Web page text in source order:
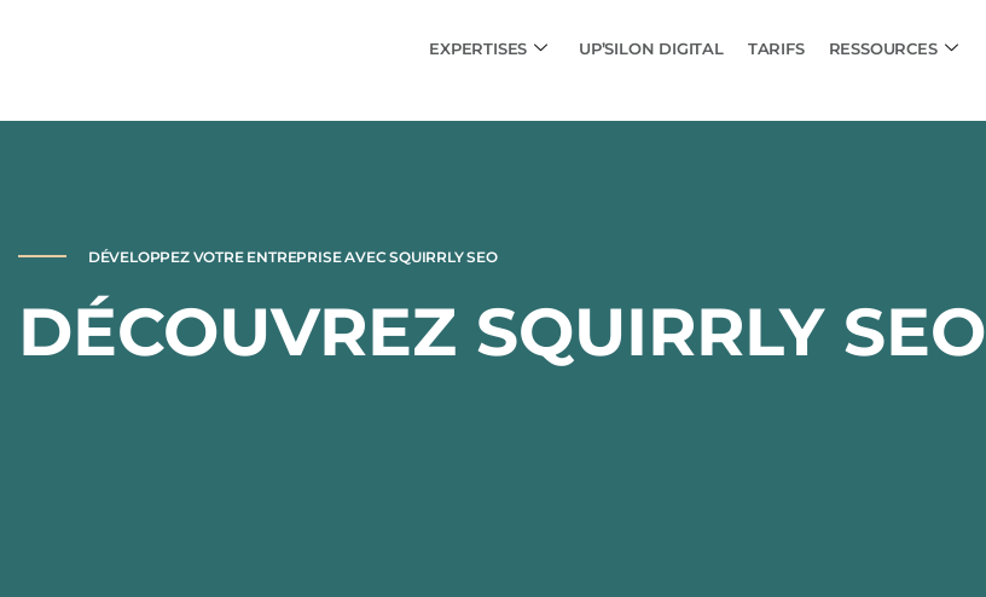
EXPERTISES UP’SILON DIGITAL TARIFS RESSOURCES
DÉVELOPPEZ VOTRE ENTREPRISE AVEC SQUIRRLY SEO
DÉCOUVREZ SQUIRRLY SEO